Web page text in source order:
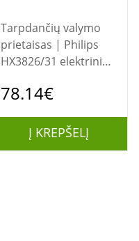
Tarpdančių valymo
prietaisas | Philips
HX3826/31 elektrinis
įrenginys
78.14€
Į KREPŠELĮ